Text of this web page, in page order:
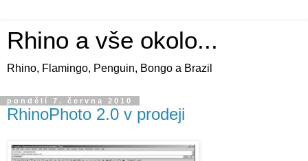
Rhino a vše okolo...
Rhino, Flamingo, Penguin, Bongo a Brazil
pondělí 7. června 2010
RhinoPhoto 2.0 v prodeji